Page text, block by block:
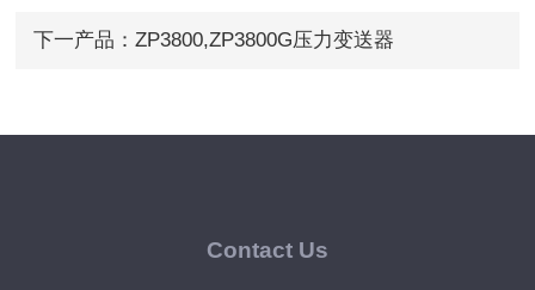
下一产品： ZP3800,ZP3800G压力变送器
Contact Us